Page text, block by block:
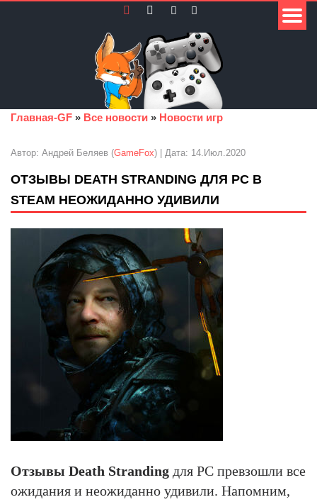
Главная-GF » Все новости » Новости игр
Автор: Андрей Беляев (GameFox) | Дата: 14.Июл.2020
ОТЗЫВЫ DEATH STRANDING ДЛЯ PC В
STEAM НЕОЖИДАННО УДИВИЛИ
Отзывы Death Stranding для PC превзошли все
ожидания и неожиданно удивили. Напомним,